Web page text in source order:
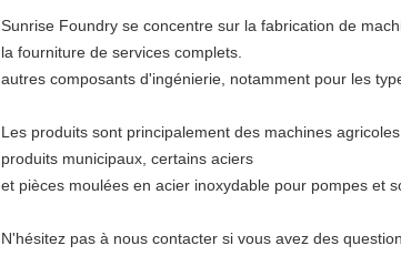
Sunrise Foundry se concentre sur la fabrication de
la fourniture de services complets.
autres composants d'ingénierie, notamment pour les
Les produits sont principalement des machines
produits municipaux, certains aciers
et pièces moulées en acier inoxydable pour pompes et
N'hésitez pas à nous contacter si vous avez des